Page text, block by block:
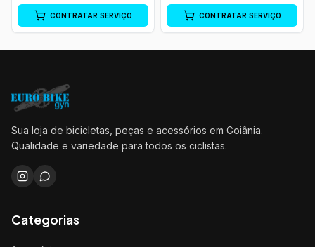
CONTRATAR SERVIÇO CONTRATAR SERVIÇO
Sua loja de bicicletas, peças e acessórios em Goiânia.
Qualidade e variedade para todos os ciclistas.
Categorias